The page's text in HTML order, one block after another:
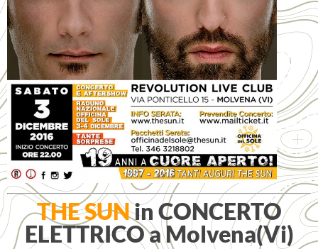
THE SUNin CONCERTO
ELETTRICO a Molvena(Vi)